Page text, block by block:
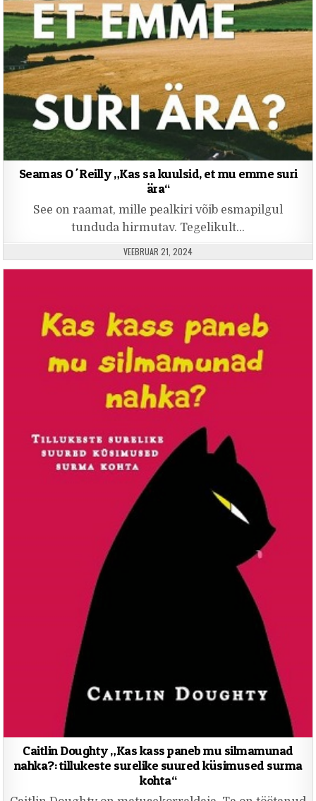
Seamas O´Reilly „Kas sa kuulsid, et mu emme suri
ära“
See on raamat, mille pealkiri võib esmapilgul
tunduda hirmutav. Tegelikult…
PUBLISHED DATE:
VEEBRUAR 21, 2024
Caitlin Doughty „Kas kass paneb mu silmamunad
nahka?: tillukeste surelike suured küsimused surma
kohta“